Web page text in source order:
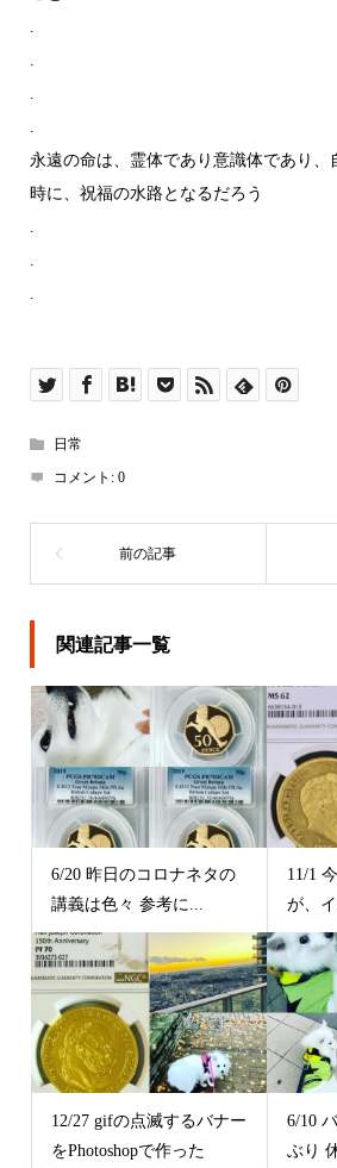
.
.
.
.
永遠の命は、霊体であり意識体であり、
時に、祝福の水路となるだろう
.
.
.
日常
コメント: 0
関連記事一覧
6/20 昨日のコロナネタの
講義は色々 参考に...
11/1
が、
12/27 gifの点滅するバナー
をPhotoshopで作った
6/10
ぶり